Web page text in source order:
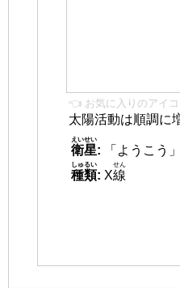
👈 お気に入りのアイコ
太陽活動は順調に
衛星
えいせい
:
「ようこう」
種類
しゅるい
: X線
せん